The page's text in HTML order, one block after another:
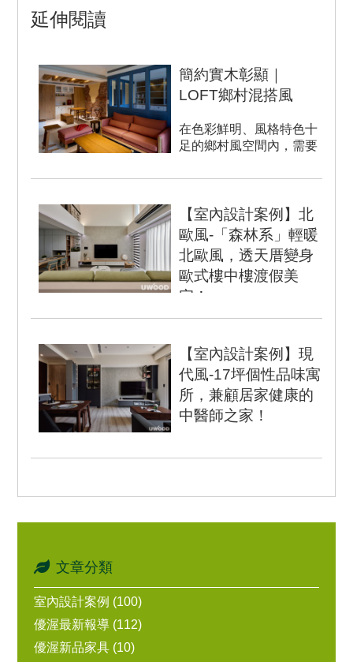
延伸閱讀
簡約實木彰顯｜
LOFT鄉村混搭風
在色彩鮮明、風格特色十
足的鄉村風空間內，需要
突顯空間個性，又營造溫
【室內設計案例】北
歐風-「森林系」輕暖
北歐風，透天厝變身
歐式樓中樓渡假美
宅！
數：40坪 設計風格：北
歐風 空間格局：...
【室內設計案例】現
代風-17坪個性品味寓
所，兼顧居家健康的
中醫師之家！
文章分類
室內設計案例 (100)
優渥最新報導 (112)
優渥新品家具 (10)